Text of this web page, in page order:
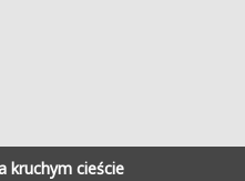
kruchym cieście